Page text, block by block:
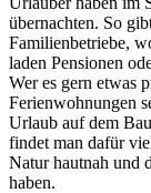
übernachten. So
Familienbetriebe,
laden Pensionen
Wer es gern etwas
Ferienwohnungen
Urlaub auf dem
findet man dafür
Natur hautnah und
haben.